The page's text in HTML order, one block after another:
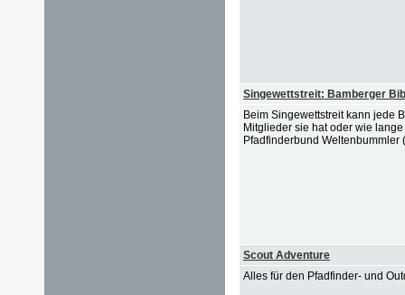
Singewettstreit: Bamberger
Beim Singewettstreit kann jede
Mitglieder sie hat oder wie
Pfadfinderbund
Scout Adventure
Alles für den Pfadfinder- und